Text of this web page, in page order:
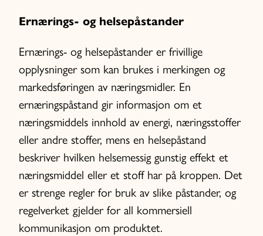
Ernærings- og helsepåstander
Ernærings- og helsepåstander er frivillige
opplysninger som kan brukes i merkingen og
markedsføringen av næringsmidler. En
ernæringspåstand gir informasjon om et
næringsmiddels innhold av energi, næringsstoffer
eller andre stoffer, mens en helsepåstand
beskriver hvilken helsemessig gunstig effekt et
næringsmiddel eller et stoff har på kroppen. Det
er strenge regler for bruk av slike påstander, og
regelverket gjelder for all kommersiell
kommunikasjon om produktet.